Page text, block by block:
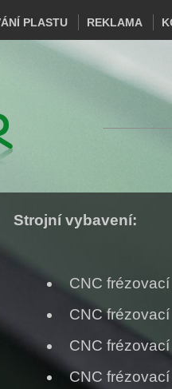
PLASTU REKLAMA
Strojní vybavení:
CNC
CNC
CNC
CNC